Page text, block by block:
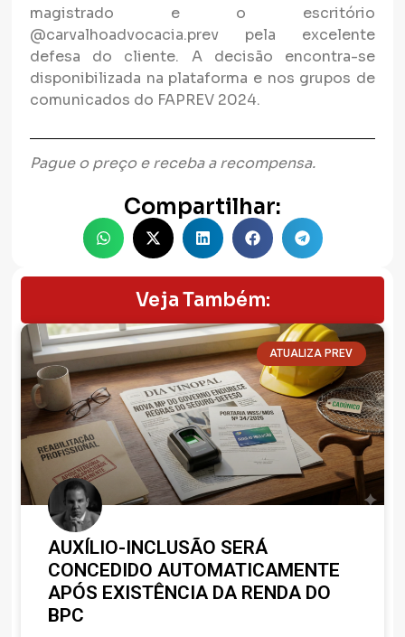
magistrado e o escritório
@carvalhoadvocacia.prev pela excelente
defesa do cliente. A decisão encontra-se
disponibilizada na plataforma e nos grupos de
comunicados do FAPREV 2024.
Pague o preço e receba a recompensa.
Compartilhar:
Veja Também:
ATUALIZA PREV
AUXÍLIO-INCLUSÃO SERÁ
CONCEDIDO AUTOMATICAMENTE
APÓS EXISTÊNCIA DA RENDA DO
BPC